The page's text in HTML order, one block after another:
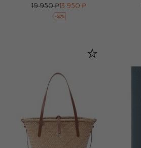
19 950 ₽ 13 950 ₽
-30%